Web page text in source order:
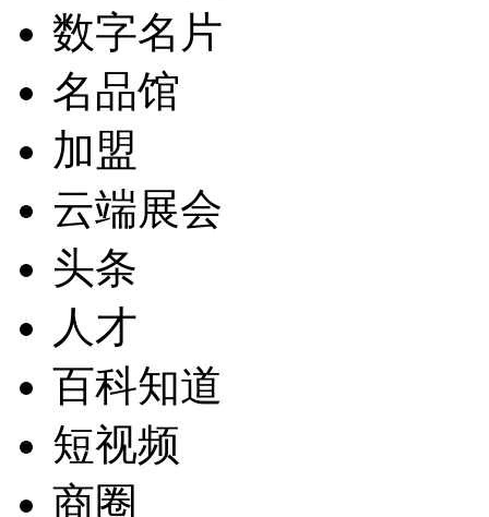
数字名片
名品馆
加盟
云端展会
头条
人才
百科知道
短视频
商圈